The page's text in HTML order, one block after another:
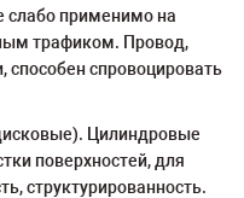
слабо применимо на
трафиком. Провод,
спровоцировать
Цилиндровые
поверхностей, для
структурированность.